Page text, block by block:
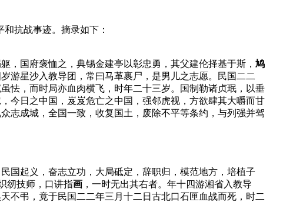
抗战事迹。摘录如下：
，国府褒恤之，典锡金建亭以彰忠勇，其父建伦择基于斯， 鸠
游星沙入教导团，常曰马革裹尸，是男儿之志愿。民国二二
怯，而时局亦血肉横飞，时年二十三岁。国制勒诸贞珉，以垂
今日之中国，岌岌危亡之中国，强邻虎视，方欲肆其大嚼而甘
志成城，全国一致，收复国土，废除不平等条约，与列强并驾
国起义，奋志立功，大局砥定，辞职归，模范地方，培植子
纫技师，口讲指画 ，一时无出其右者。年十四游湘省入教导
不弔，竟于民国二二年三月十二日古北口石匣血战而死，时二